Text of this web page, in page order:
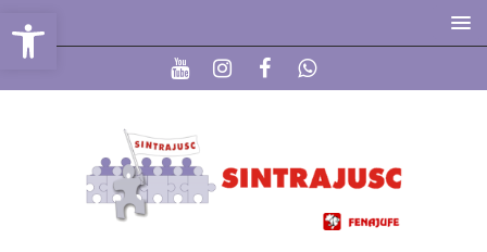
Abrir a barra de ferramentas